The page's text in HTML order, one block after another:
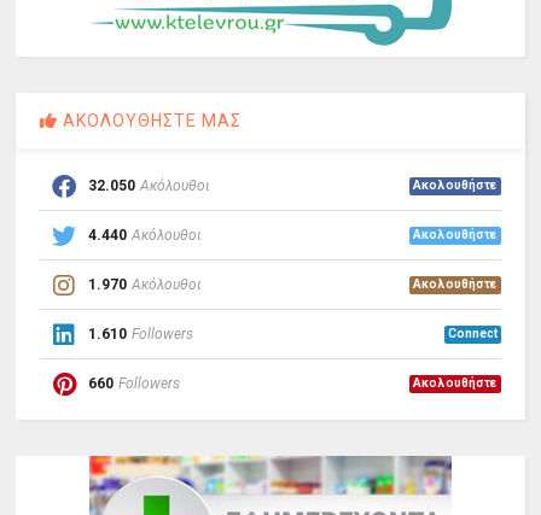
ΑΚΟΛΟΥΘΗΣΤΕ ΜΑΣ
32.050 Ακόλουθοι Ακολουθήστε
4.440 Ακόλουθοι Ακολουθήστε
1.970 Ακόλουθοι Ακολουθήστε
1.610 Followers Connect
660 Followers Ακολουθήστε